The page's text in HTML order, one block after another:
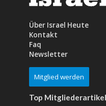
Über Israel Heute
Kontakt
Faq
Newsletter
Mitglied werden
Top Mitgliederartikel